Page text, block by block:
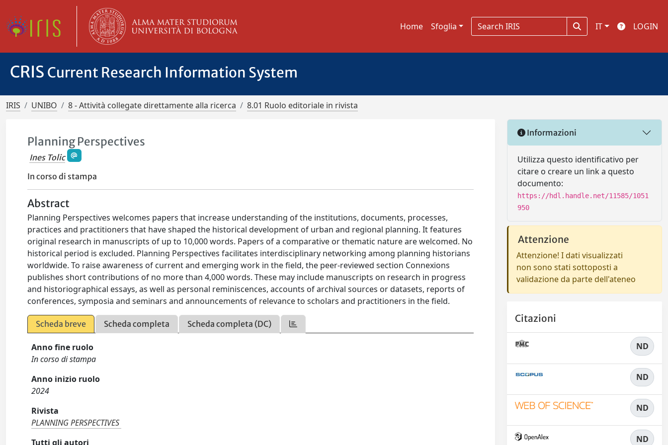
Home Sfoglia IT LOGIN
CRIS Current Research Information System
IRIS UNIBO 8 - Attività collegate direttamente alla ricerca 8.01 Ruolo editoriale in rivista
Planning Perspectives
Ines Tolic
In corso di stampa
Abstract
Planning Perspectives welcomes papers that increase understanding of the institutions, documents, processes,
practices and practitioners that have shaped the historical development of urban and regional planning. It features
original research in manuscripts of up to 10,000 words. Papers of a comparative or thematic nature are welcomed. No
historical period is excluded. Planning Perspectives facilitates interdisciplinary networking among planning historians
worldwide. To raise awareness of current and emerging work in the field, the peer-reviewed section Connexions
publishes short contributions of no more than 4,000 words. These may include manuscripts on research in progress
and historiographical essays, as well as personal reminiscences, accounts of archival sources or datasets, reports of
conferences, symposia and seminars and announcements of relevance to scholars and practitioners in the field.
Scheda breve Scheda completa Scheda completa (DC)
Anno fine ruolo
In corso di stampa
Anno inizio ruolo
2024
Rivista
PLANNING PERSPECTIVES
Tutti gli autori
Informazioni
Utilizza questo identificativo per
citare o creare un link a questo
documento:
https://hdl.handle.net/11585/1051
950
Attenzione
Attenzione! I dati visualizzati
non sono stati sottoposti a
validazione da parte dell'ateneo
Citazioni
ND
ND
ND
ND